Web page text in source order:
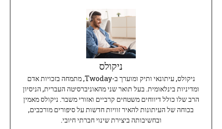
ניקולס
ניקולס, עיתונאי ותיק ומוערך ב-Twoday, מתמחה בזכויות אדם
ומדיניות בינלאומית. בעל תואר שני מהאוניברסיטה העברית, הניסיון
הרב שלו כולל דיווחים משטחים קרביים ואזורי משבר. ניקולס מאמין
בכוחה של העיתונות להאיר זוויות חדשות על סיפורים מורכבים,
ובחשיבותה ביצירת שינוי חברתי חיובי.